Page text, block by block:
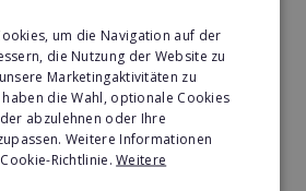
Franchise in Argentinien
in Argentinien
Franchise in Argentinien
in Argentinien
um die Navigation auf der
die Nutzung der Website zu
Marketingaktivitäten zu
haben die Wahl, optionale Cookies
abzulehnen oder Ihre
Weitere Informationen
Richtlinie.Weitere